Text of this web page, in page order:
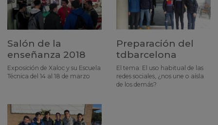
Salón de la
enseñanza 2018
Exposición de Xaloc y su Escuela
Técnica del 14 al 18 de marzo
Preparación del
tdbarcelona
El tema: El uso habitual de las
redes sociales, ¿nos une o aísla
de los demás?